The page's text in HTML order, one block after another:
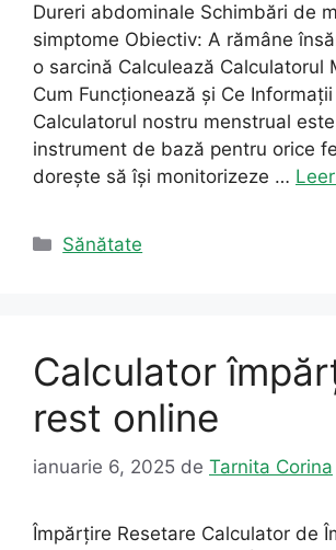
Dureri abdominale Schimbări de
simptome Obiectiv: A rămâne
o sarcină Calculează Calculatorul
Cum Funcționează și Ce
Calculatorul nostru menstrual
instrument de bază pentru orice
dorește să își monitorizeze …
Categorii
Sănătate
Calculator
rest online
ianuarie 6, 2025 de Tarnita Corina
Împărțire Resetare Calculator de